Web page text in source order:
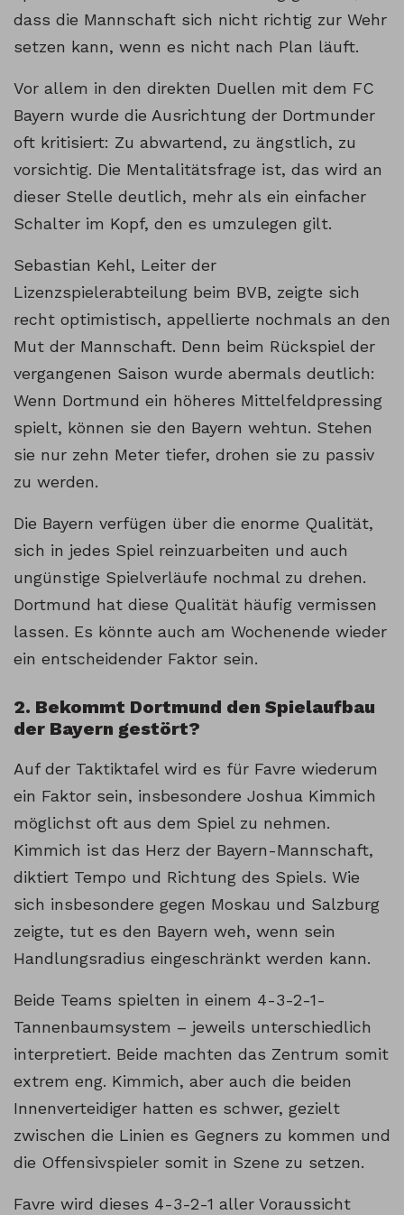
dass die Mannschaft sich nicht richtig zur Wehr
setzen kann, wenn es nicht nach Plan läuft.
Vor allem in den direkten Duellen mit dem FC
Bayern wurde die Ausrichtung der Dortmunder
oft kritisiert: Zu abwartend, zu ängstlich, zu
vorsichtig. Die Mentalitätsfrage ist, das wird an
dieser Stelle deutlich, mehr als ein einfacher
Schalter im Kopf, den es umzulegen gilt.
Sebastian Kehl, Leiter der
Lizenzspielerabteilung beim BVB, zeigte sich
recht optimistisch, appellierte nochmals an den
Mut der Mannschaft. Denn beim Rückspiel der
vergangenen Saison wurde abermals deutlich:
Wenn Dortmund ein höheres Mittelfeldpressing
spielt, können sie den Bayern wehtun. Stehen
sie nur zehn Meter tiefer, drohen sie zu passiv
zu werden.
Die Bayern verfügen über die enorme Qualität,
sich in jedes Spiel reinzuarbeiten und auch
ungünstige Spielverläufe nochmal zu drehen.
Dortmund hat diese Qualität häufig vermissen
lassen. Es könnte auch am Wochenende wieder
ein entscheidender Faktor sein.
2. Bekommt Dortmund den Spielaufbau
der Bayern gestört?
Auf der Taktiktafel wird es für Favre wiederum
ein Faktor sein, insbesondere Joshua Kimmich
möglichst oft aus dem Spiel zu nehmen.
Kimmich ist das Herz der Bayern-Mannschaft,
diktiert Tempo und Richtung des Spiels. Wie
sich insbesondere gegen Moskau und Salzburg
zeigte, tut es den Bayern weh, wenn sein
Handlungsradius eingeschränkt werden kann.
Beide Teams spielten in einem 4-3-2-1-
Tannenbaumsystem – jeweils unterschiedlich
interpretiert. Beide machten das Zentrum somit
extrem eng. Kimmich, aber auch die beiden
Innenverteidiger hatten es schwer, gezielt
zwischen die Linien es Gegners zu kommen und
die Offensivspieler somit in Szene zu setzen.
Favre wird dieses 4-3-2-1 aller Voraussicht